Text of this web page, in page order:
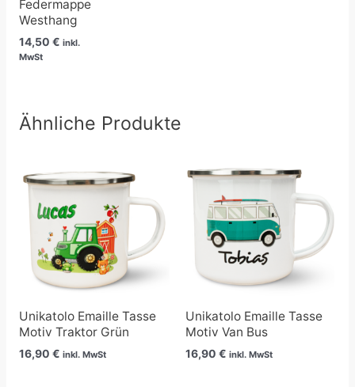
Federmappe
Westhang
14,50 € inkl.
MwSt
Ähnliche Produkte
Unikatolo Emaille Tasse
Motiv Traktor Grün
16,90 € inkl. MwSt
Unikatolo Emaille Tasse
Motiv Van Bus
16,90 € inkl. MwSt